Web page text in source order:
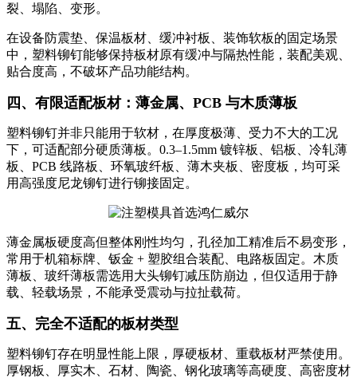
裂、塌陷、变形。
在设备防震垫、保温板材、缓冲衬板、装饰软板的固定场景
中，塑料铆钉能够保持板材原有缓冲与隔热性能，装配美观、
贴合度高，不破坏产品功能结构。
四、有限适配板材：薄金属、PCB 与木质薄板
塑料铆钉并非只能用于软材，在厚度极薄、受力不大的工况
下，可适配部分硬质薄板。0.3–1.5mm 镀锌板、铝板、冷轧薄
板、PCB 线路板、环氧玻纤板、薄木夹板、密度板，均可采
用高强度尼龙铆钉进行铆接固定。
薄金属板硬度高但整体刚性均匀，孔径加工精准后不易变形，
常用于机箱标牌、钣金 + 塑胶组合装配、电路板固定。木质
薄板、玻纤薄板需选用大头铆钉减压防崩边，但仅适用于静
载、轻载场景，不能承受震动与拉扯载荷。
五、完全不适配的板材类型
塑料铆钉存在明显性能上限，厚硬板材、重载板材严禁使用。
厚钢板、厚实木、石材、陶瓷、钢化玻璃等高硬度、高密度材